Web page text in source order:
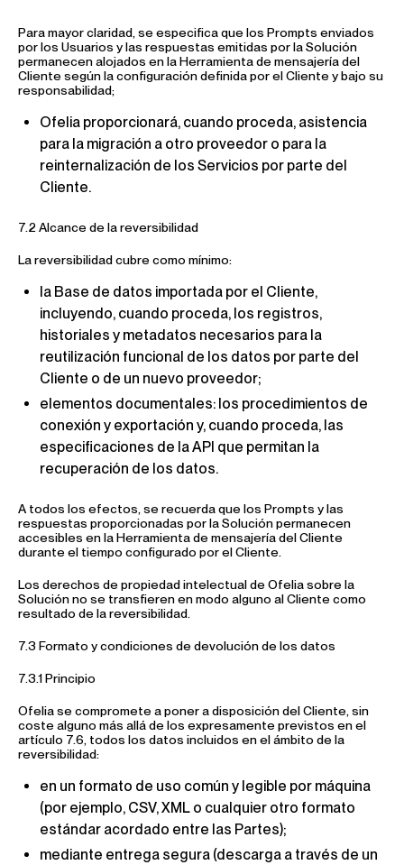
Para mayor claridad, se especifica que los Prompts enviados
por los Usuarios y las respuestas emitidas por la Solución
permanecen alojados en la Herramienta de mensajería del
Cliente según la configuración definida por el Cliente y bajo su
responsabilidad;
Ofelia proporcionará, cuando proceda, asistencia
para la migración a otro proveedor o para la
reinternalización de los Servicios por parte del
Cliente.
7.2 Alcance de la reversibilidad
La reversibilidad cubre como mínimo:
la Base de datos importada por el Cliente,
incluyendo, cuando proceda, los registros,
historiales y metadatos necesarios para la
reutilización funcional de los datos por parte del
Cliente o de un nuevo proveedor;
elementos documentales: los procedimientos de
conexión y exportación y, cuando proceda, las
especificaciones de la API que permitan la
recuperación de los datos.
A todos los efectos, se recuerda que los Prompts y las
respuestas proporcionadas por la Solución permanecen
accesibles en la Herramienta de mensajería del Cliente
durante el tiempo configurado por el Cliente.
Los derechos de propiedad intelectual de Ofelia sobre la
Solución no se transfieren en modo alguno al Cliente como
resultado de la reversibilidad.
7.3 Formato y condiciones de devolución de los datos
7.3.1 Principio
Ofelia se compromete a poner a disposición del Cliente, sin
coste alguno más allá de los expresamente previstos en el
artículo 7.6, todos los datos incluidos en el ámbito de la
reversibilidad:
en un formato de uso común y legible por máquina
(por ejemplo, CSV, XML o cualquier otro formato
estándar acordado entre las Partes);
mediante entrega segura (descarga a través de un